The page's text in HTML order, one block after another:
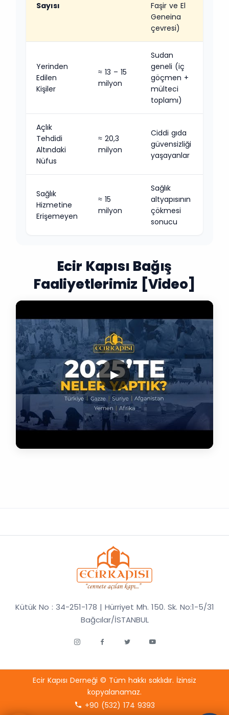
Sayısı
Faşir ve El
Geneina
çevresi)
Yerinden
Edilen
Kişiler
≈ 13 – 15
milyon
Sudan
geneli (iç
göçmen +
mülteci
toplamı)
Açlık
Tehdidi
Altındaki
Nüfus
≈ 20,3
milyon
Ciddi gıda
güvensizliği
yaşayanlar
Sağlık
Hizmetine
Erişemeyen
≈ 15
milyon
Sağlık
altyapısının
çökmesi
sonucu
Ecir Kapısı Bağış
Faaliyetlerimiz [Video]
▶
Kütük No : 34-251-178 | Hürriyet Mh. 150. Sk. No:1-5/31
Bağcılar/İSTANBUL
Ecir Kapısı Derneği © Tüm hakkı saklıdır. İzinsiz
kopyalanamaz.
+90 (532) 174 9393